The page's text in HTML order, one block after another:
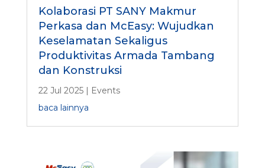
Kolaborasi PT SANY Makmur
Perkasa dan McEasy: Wujudkan
Keselamatan Sekaligus
Produktivitas Armada Tambang
dan Konstruksi
22 Jul 2025|
Events
baca lainnya